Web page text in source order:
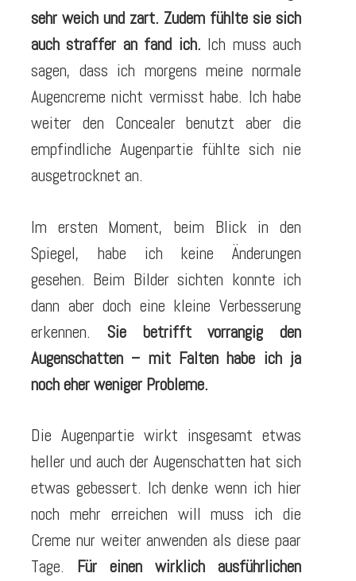
sehr weich und zart. Zudem fühlte sie sich
auch straffer an fand ich. Ich muss auch
sagen, dass ich morgens meine normale
Augencreme nicht vermisst habe. Ich habe
weiter den Concealer benutzt aber die
empfindliche Augenpartie fühlte sich nie
ausgetrocknet an.
Im ersten Moment, beim Blick in den
Spiegel, habe ich keine Änderungen
gesehen. Beim Bilder sichten konnte ich
dann aber doch eine kleine Verbesserung
erkennen. Sie betrifft vorrangig den
Augenschatten – mit Falten habe ich ja
noch eher weniger Probleme.
Die Augenpartie wirkt insgesamt etwas
heller und auch der Augenschatten hat sich
etwas gebessert. Ich denke wenn ich hier
noch mehr erreichen will muss ich die
Creme nur weiter anwenden als diese paar
Tage. Für einen wirklich ausführlichen